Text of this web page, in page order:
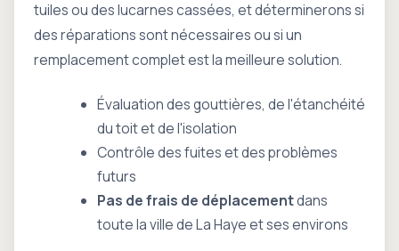
tuiles ou des lucarnes cassées, et déterminerons si
des réparations sont nécessaires ou si un
remplacement complet est la meilleure solution.
Évaluation des gouttières, de l'étanchéité
du toit et de l'isolation
Contrôle des fuites et des problèmes
futurs
Pas de frais de déplacementdans
toute la ville de La Haye et ses environs